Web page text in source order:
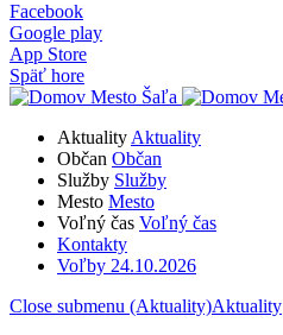
Facebook
Google play
App Store
Späť hore
Aktuality Aktuality
Občan Občan
Služby Služby
Mesto Mesto
Voľný čas Voľný čas
Kontakty
Voľby 24.10.2026
Close submenu (Aktuality)Aktuality